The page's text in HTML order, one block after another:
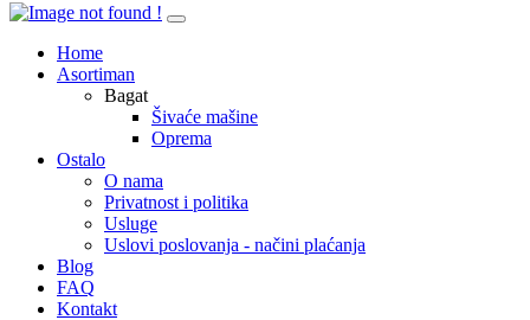
Home
Asortiman
Bagat
Šivaće mašine
Oprema
Ostalo
O nama
Privatnost i politika
Usluge
Uslovi poslovanja - načini plaćanja
Blog
FAQ
Kontakt